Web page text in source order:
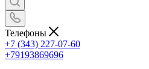
Телефоны
+7 (343) 227-07-60
+79193869696